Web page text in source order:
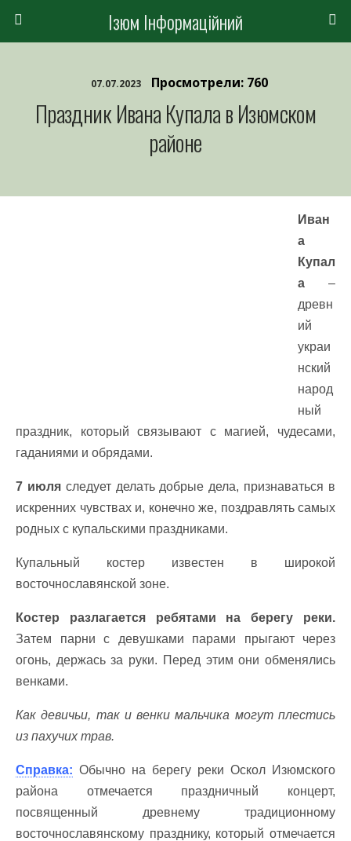
Ізюм Інформаційний
07.07.2023 Просмотрели: 760
Праздник Ивана Купала в Изюмском
районе
Иван
а
Купал
а –
древн
ий
украи
нский
народ
ный
праздник, который связывают с магией, чудесами,
гаданиями и обрядами.
7 июляследует делать добрые дела, признаваться в
искренних чувствах и, конечно же, поздравлять самых
родных с купальскими праздниками.
Купальный костер известен в широкой
восточнославянской зоне.
Костер разлагается ребятами на берегу реки.
Затем парни с девушками парами прыгают через
огонь, держась за руки. Перед этим они обменялись
венками.
Как девичьи, так и венки мальчика могут плестись
из пахучих трав.
Справка: Обычно на берегу реки Оскол Изюмского
района отмечается праздничный концерт,
посвященный древнему традиционному
восточнославянскому празднику, который отмечается